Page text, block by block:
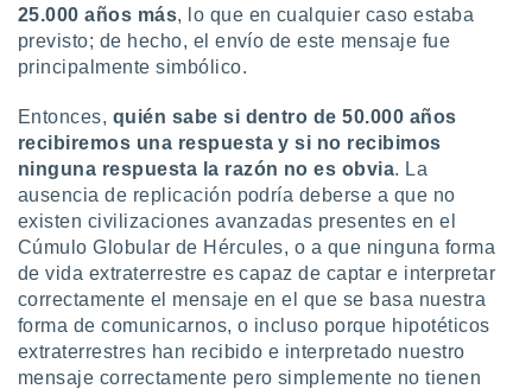
25.000 años más, lo que en cualquier caso estaba
previsto; de hecho, el envío de este mensaje fue
principalmente simbólico.
Entonces, quién sabe si dentro de 50.000 años
recibiremos una respuesta y si no recibimos
ninguna respuesta la razón no es obvia. La
ausencia de replicación podría deberse a que no
existen civilizaciones avanzadas presentes en el
Cúmulo Globular de Hércules, o a que ninguna forma
de vida extraterrestre es capaz de captar e interpretar
correctamente el mensaje en el que se basa nuestra
forma de comunicarnos, o incluso porque hipotéticos
extraterrestres han recibido e interpretado nuestro
mensaje correctamente pero simplemente no tienen